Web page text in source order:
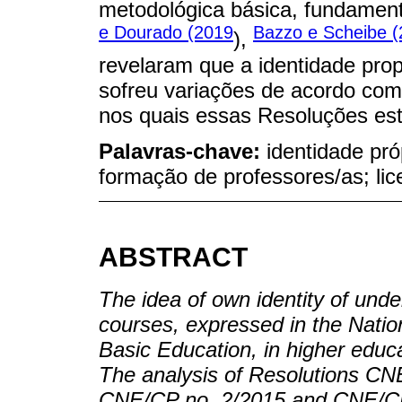
metodológica básica,
e Dourado (2019), Bazzo e Scheibe
revelaram que a identidade
sofreu variações de acordo
nos quais essas Resoluções
Palavras-chave: identidade
formação de professores/as;
ABSTRACT
The idea of own identity of
courses, expressed in the
Basic Education, in higher
The analysis of Resolutions